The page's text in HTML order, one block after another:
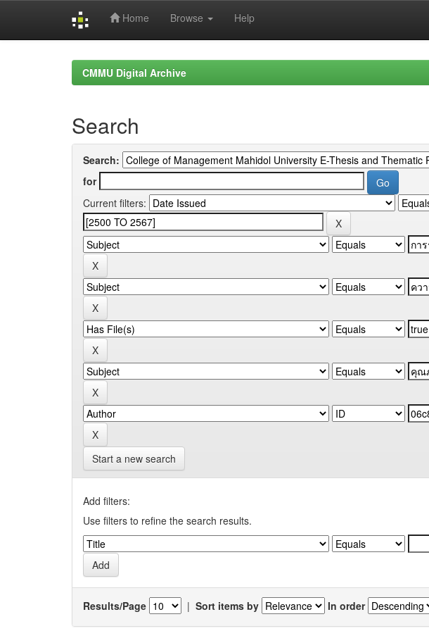
Home Browse Help
CMMU Digital Archive
Search
Search:
for
Current filters:
Start a new search
Add filters:
Use filters to refine the search results.
Results/Page | Sort items by In order